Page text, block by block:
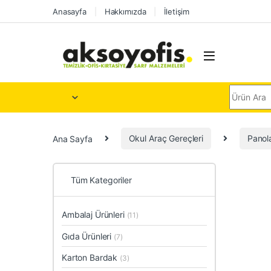
Skip to navigation
Skip to contentAnasayfa Hakkımızda İletişim
Ana Sayfa Okul Araç Gereçleri
Tüm Kategoriler
Ambalaj Ürünleri (11)
Gıda Ürünleri (7)
Karton Bardak (3)